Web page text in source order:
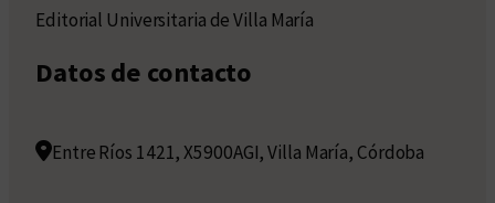
Editorial Universitaria de Villa María
Datos de contacto
Entre Ríos 1421, X5900AGI, Villa María, Córdoba